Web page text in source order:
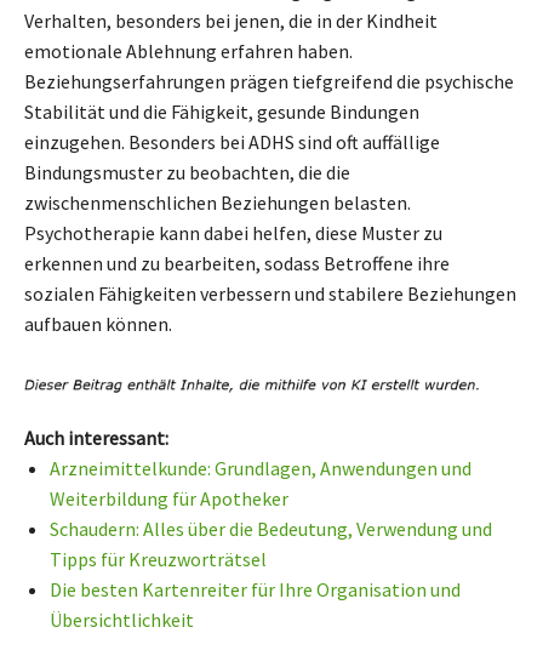
Verhalten, besonders bei jenen, die in der Kindheit
emotionale Ablehnung erfahren haben.
Beziehungserfahrungen prägen tiefgreifend die psychische
Stabilität und die Fähigkeit, gesunde Bindungen
einzugehen. Besonders bei ADHS sind oft auffällige
Bindungsmuster zu beobachten, die die
zwischenmenschlichen Beziehungen belasten.
Psychotherapie kann dabei helfen, diese Muster zu
erkennen und zu bearbeiten, sodass Betroffene ihre
sozialen Fähigkeiten verbessern und stabilere Beziehungen
aufbauen können.
Auch interessant:
Arzneimittelkunde: Grundlagen, Anwendungen und
Weiterbildung für Apotheker
Schaudern: Alles über die Bedeutung, Verwendung und
Tipps für Kreuzworträtsel
Die besten Kartenreiter für Ihre Organisation und
Übersichtlichkeit